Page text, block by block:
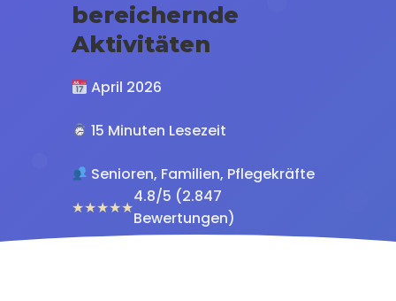
bereichernde
Aktivitäten
April 2026
15 Minuten Lesezeit
Senioren, Familien, Pflegekräfte
★★★★★
4.8/5 (2.847
Bewertungen)